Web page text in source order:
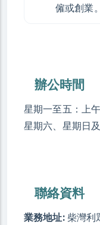
僱或創業。
辦公時間
星期一至五：上
星期六、星期日
聯絡資料
業務地址:柴灣利